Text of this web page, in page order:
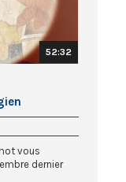
52:32
vous
dernier